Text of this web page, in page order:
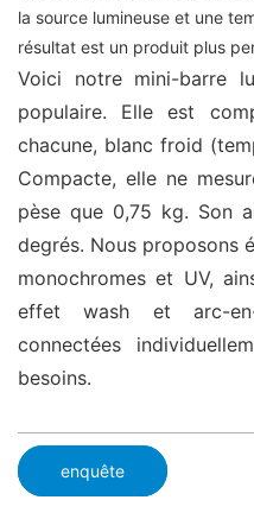
la source lumineuse et une
résultat est un produit plus
Voici notre mini-barre
populaire. Elle est
chacune, blanc froid
Compacte, elle ne
pèse que 0,75 kg. Son
degrés. Nous proposons
monochromes et UV,
effet wash et arc-
connectées
besoins.
enquête